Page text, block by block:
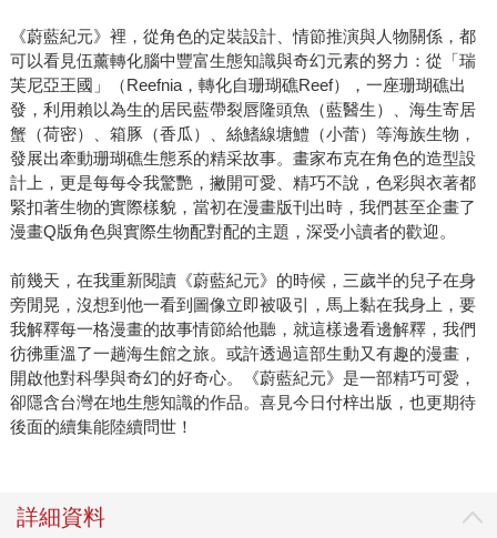
《蔚藍紀元》裡，從角色的定裝設計、情節推演與人物關係，都
可以看見伍薰轉化腦中豐富生態知識與奇幻元素的努力：從「瑞
芙尼亞王國」（Reefnia，轉化自珊瑚礁Reef），一座珊瑚礁出
發，利用賴以為生的居民藍帶裂唇隆頭魚（藍醫生）、海生寄居
蟹（荷密）、箱豚（香瓜）、絲鰭線塘鱧（小蕾）等海族生物，
發展出牽動珊瑚礁生態系的精采故事。畫家布克在角色的造型設
計上，更是每每令我驚艷，撇開可愛、精巧不說，色彩與衣著都
緊扣著生物的實際樣貌，當初在漫畫版刊出時，我們甚至企畫了
漫畫Q版角色與實際生物配對配的主題，深受小讀者的歡迎。
前幾天，在我重新閱讀《蔚藍紀元》的時候，三歲半的兒子在身
旁閒晃，沒想到他一看到圖像立即被吸引，馬上黏在我身上，要
我解釋每一格漫畫的故事情節給他聽，就這樣邊看邊解釋，我們
彷彿重溫了一趟海生館之旅。或許透過這部生動又有趣的漫畫，
開啟他對科學與奇幻的好奇心。《蔚藍紀元》是一部精巧可愛，
卻隱含台灣在地生態知識的作品。喜見今日付梓出版，也更期待
後面的續集能陸續問世！
詳細資料